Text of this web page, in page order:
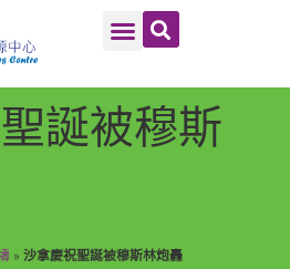
誕被穆斯
» 沙拿慶祝聖誕被穆斯林炮轟